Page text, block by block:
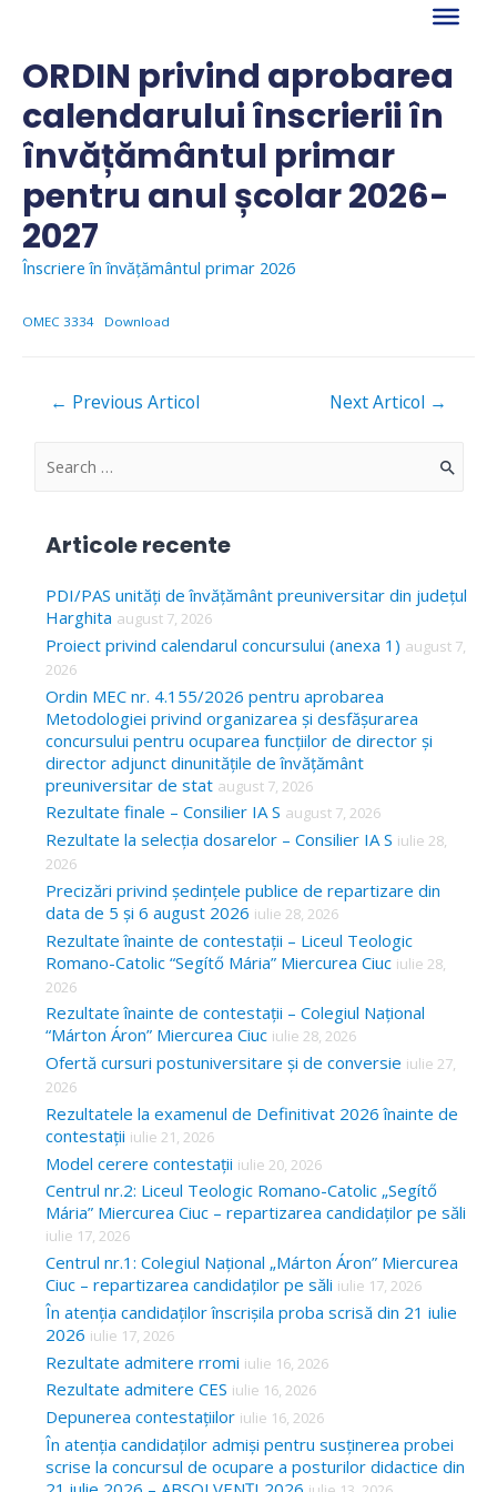
content
ORDIN privind aprobarea
calendarului înscrierii în
învățământul primar
pentru anul școlar 2026-
2027
Înscriere în învățământul primar 2026
OMEC 3334 Download
Navigare
← Previous Articol Next Articol →
S
c
h
f
o
r
Articole recente
PDI/PAS unități de învățământ preuniversitar din județul
Harghita august 7, 2026
Proiect privind calendarul concursului (anexa 1) august 7,
2026
Ordin MEC nr. 4.155/2026 pentru aprobarea
Metodologiei privind organizarea și desfășurarea
concursului pentru ocuparea funcțiilor de director și
director adjunct dinunitățile de învățământ
preuniversitar de stat august 7, 2026
Rezultate finale – Consilier IA S august 7, 2026
Rezultate la selecția dosarelor – Consilier IA S iulie 28,
2026
Precizări privind ședințele publice de repartizare din
data de 5 și 6 august 2026 iulie 28, 2026
Rezultate înainte de contestații – Liceul Teologic
Romano-Catolic “Segítő Mária” Miercurea Ciuc iulie 28,
2026
Rezultate înainte de contestații – Colegiul Național
“Márton Áron” Miercurea Ciuc iulie 28, 2026
Ofertă cursuri postuniversitare și de conversie iulie 27,
2026
Rezultatele la examenul de Definitivat 2026 înainte de
contestații iulie 21, 2026
Model cerere contestații iulie 20, 2026
Centrul nr.2: Liceul Teologic Romano-Catolic „Segítő
Mária” Miercurea Ciuc – repartizarea candidaților pe săli
iulie 17, 2026
Centrul nr.1: Colegiul Național „Márton Áron” Miercurea
Ciuc – repartizarea candidaților pe săli iulie 17, 2026
În atenția candidaților înscrișila proba scrisă din 21 iulie
2026 iulie 17, 2026
Rezultate admitere rromi iulie 16, 2026
Rezultate admitere CES iulie 16, 2026
Depunerea contestațiilor iulie 16, 2026
În atenția candidaților admiși pentru susținerea probei
scrise la concursul de ocupare a posturilor didactice din